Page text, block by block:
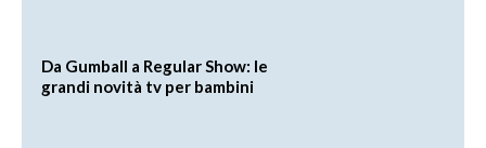
Da Gumball a Regular Show: le
grandi novità tv per bambini